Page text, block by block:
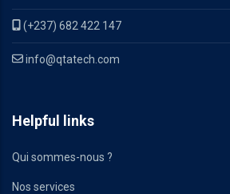
(+237) 682 422 147
info@qtatech.com
Helpful links
Qui sommes-nous ?
Nos services